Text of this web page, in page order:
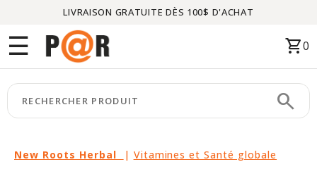
LIVRAISON GRATUITE DÈS 100$ D'ACHAT
☰ shopping_cart0
search
New Roots Herbal | Vitamines et Santé globale
Menu
CATÉGORIES
keyboard_arrow_right
MARQUES
keyboard_arrow_right